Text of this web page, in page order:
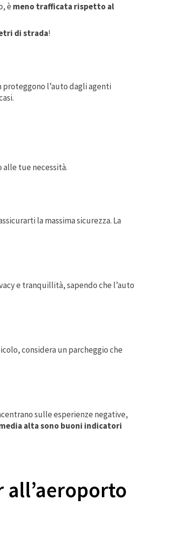
è meno trafficata rispetto al
di strada!
l’auto dagli agenti
tue necessità.
la massima sicurezza. La
e tranquillità, sapendo che l’auto
considera un parcheggio che
sulle esperienze negative,
alta sono buoni indicatori